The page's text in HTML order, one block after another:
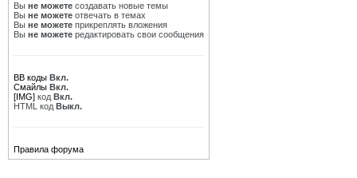
Вы не можете создавать новые темы
Вы не можете отвечать в темах
Вы не можете прикреплять вложения
Вы не можете редактировать свои сообщения
BB коды Вкл.
Смайлы Вкл.
[IMG] код Вкл.
HTML код Выкл.
Правила форума